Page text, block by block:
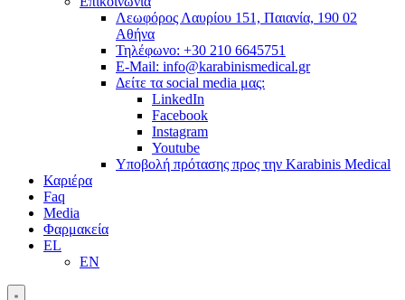
Λεωφόρος Λαυρίου 151, Παιανία, 190 02
Αθήνα
Τηλέφωνο: +30 210 6645751
E-Mail: info@karabinismedical.gr
Δείτε τα social media μας:
LinkedIn
Facebook
Instagram
Youtube
Υποβολή πρότασης προς την Karabinis Medical
Καριέρα
Faq
Media
Φαρμακεία
EL
EN